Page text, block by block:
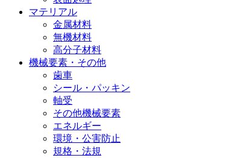
マテリアル
金属材料
無機材料
高分子材料
機械要素・その他
歯車
シール・パッキン
軸受
その他機械要素
エネルギー
環境・公害防止
規格・法規